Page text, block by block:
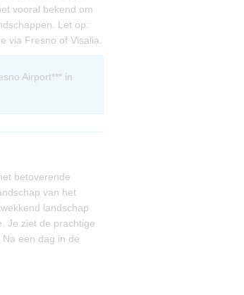
vooral bekend om
Let op:
via Fresno of Visalia.
betoverende
van het
landschap
Je ziet de prachtige
een dag in de